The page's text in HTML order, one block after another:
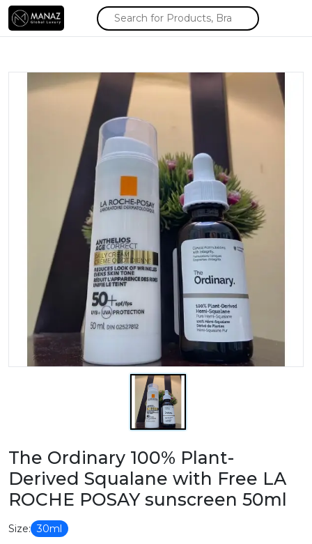
The Ordinary 100% Plant-
Derived Squalane with Free LA
ROCHE POSAY sunscreen 50ml
Size: 30ml